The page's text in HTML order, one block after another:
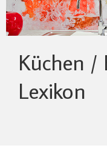
Küchen /
Lexikon